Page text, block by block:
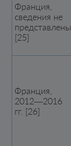
Франция,
сведения не
представлены
[25]
Франция,
2012—2016
гг. [26]